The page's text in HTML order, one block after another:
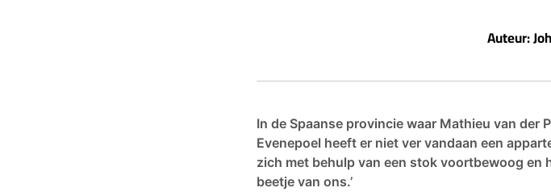
Auteur:
In de Spaanse provincie waar Mathieu van der
Evenepoel heeft er niet ver vandaan een
zich met behulp van een stok voortbewoog en
beetje van ons.’